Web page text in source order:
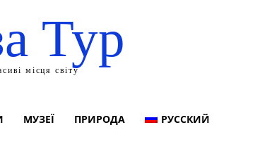
Тур
місця світу
МУЗЕЇ ПРИРОДА РУССКИЙ